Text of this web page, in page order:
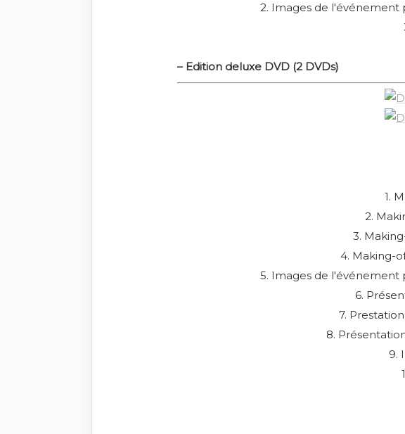
2. Images de l'événement
– Edition deluxe DVD (2 DVDs)
1.
2.
3.
4. Making-
5. Images de l'événement
6.
7.
8.
9.